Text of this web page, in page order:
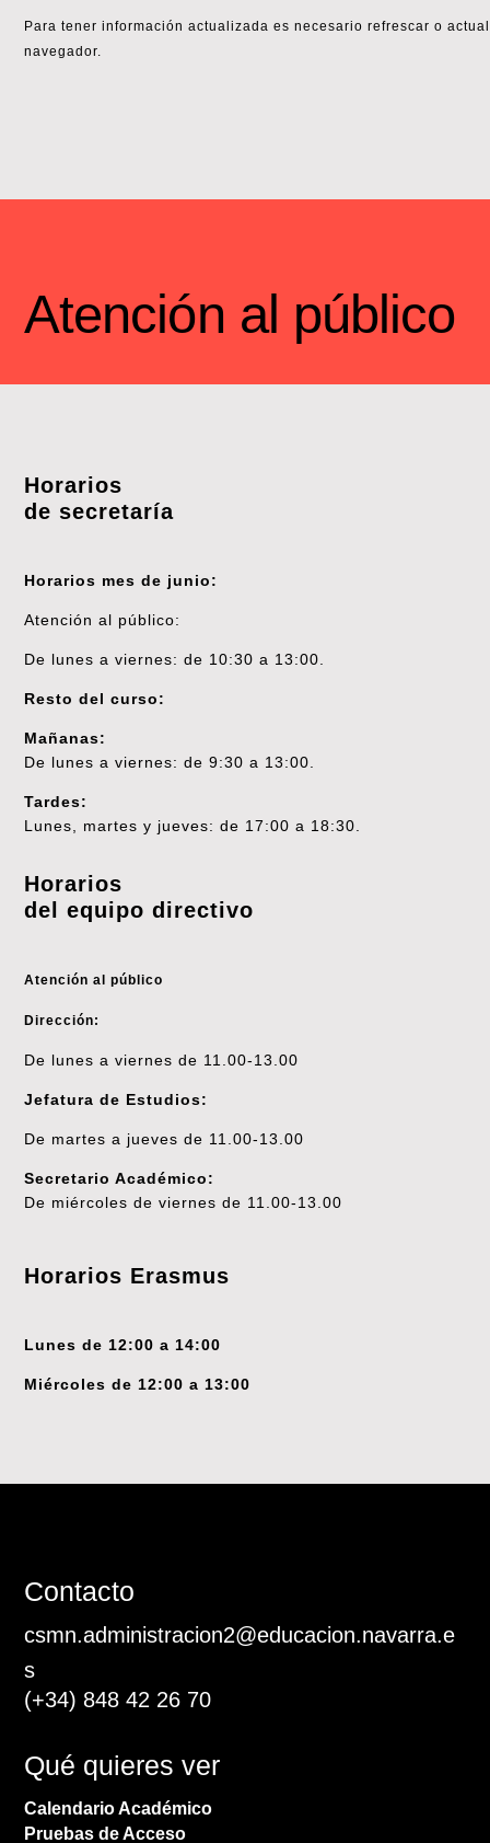
Para tener información actualizada es necesario refrescar o
navegador.
Atención al público
Horarios
de secretaría
Horarios mes de junio:
Atención al público:
De lunes a viernes: de 10:30 a 13:00.
Resto del curso:
Mañanas:
De lunes a viernes: de 9:30 a 13:00.
Tardes:
Lunes, martes y jueves: de 17:00 a 18:30.
Horarios
del equipo directivo
Atención al público
Dirección:
De lunes a viernes de 11.00-13.00
Jefatura de Estudios:
De martes a jueves de 11.00-13.00
Secretario Académico:
De miércoles de viernes de 11.00-13.00
Horarios Erasmus
Lunes de 12:00 a 14:00
Miércoles de 12:00 a 13:00
Contacto
csmn.administracion2@educacion.navarra.e
s
(+34) 848 42 26 70
Qué quieres ver
Calendario Académico
Pruebas de Acceso